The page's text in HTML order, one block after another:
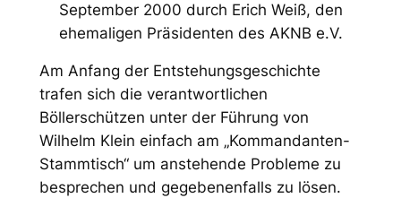
September 2000 durch Erich Weiß, den
ehemaligen Präsidenten des AKNB e.V.
Am Anfang der Entstehungsgeschichte
trafen sich die verantwortlichen
Böllerschützen unter der Führung von
Wilhelm Klein einfach am „Kommandanten-
Stammtisch“ um anstehende Probleme zu
besprechen und gegebenenfalls zu lösen.